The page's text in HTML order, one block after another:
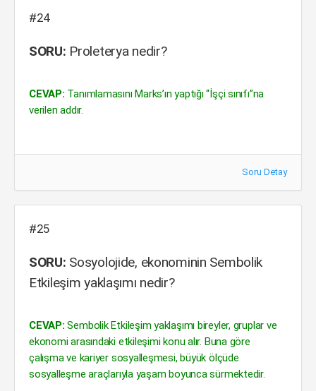
#24
SORU: Proleterya nedir?
CEVAP: Tanımlamasını Marks’ın yaptığı “İşçi sınıfı”na
verilen addır.
Soru Detay
#25
SORU: Sosyolojide, ekonominin Sembolik
Etkileşim yaklaşımı nedir?
CEVAP: Sembolik Etkileşim yaklaşımı bireyler, gruplar ve
ekonomi arasındaki etkileşimi konu alır. Buna göre
çalışma ve kariyer sosyalleşmesi, büyük ölçüde
sosyalleşme araçlarıyla yaşam boyunca sürmektedir.